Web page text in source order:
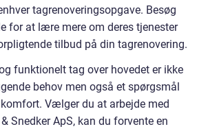
tagrenoveringsopgave. Besøg
for at lære mere om deres tjenester
tilbud på din tagrenovering.
funktionelt tag over hovedet er ikke
behov men også et spørgsmål
Vælger du at arbejde med
Snedker ApS, kan du forvente en